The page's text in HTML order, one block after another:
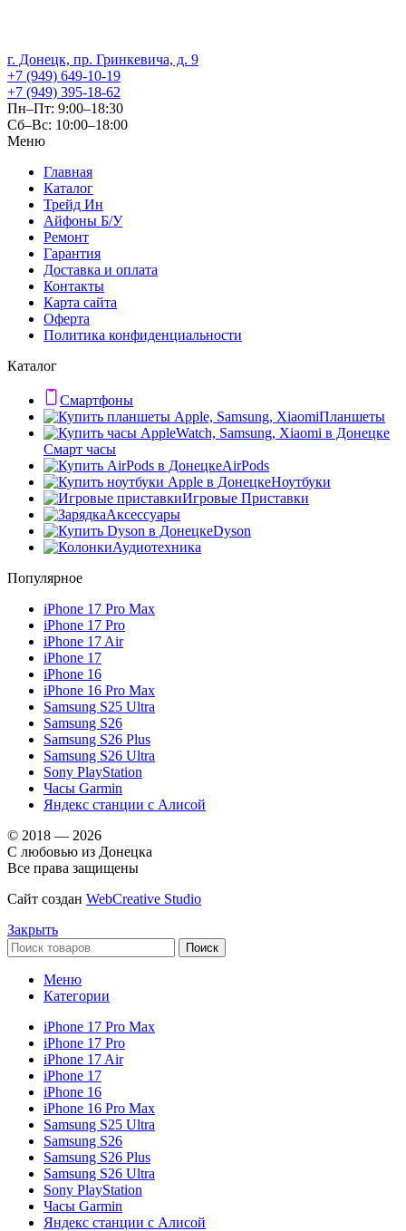
г. Донецк, пр. Гринкевича, д. 9
+7 (949) 649-10-19
+7 (949) 395-18-62
Пн–Пт: 9:00–18:30
Сб–Вс: 10:00–18:00
Меню
Главная
Каталог
Трейд Ин
Айфоны Б/У
Ремонт
Гарантия
Доставка и оплата
Контакты
Карта сайта
Оферта
Политика конфиденциальности
Каталог
Смартфоны
Планшеты
Смарт часы
AirPods
Ноутбуки
Игровые Приставки
Аксессуары
Dyson
Аудиотехника
Популярное
iPhone 17 Pro Max
iPhone 17 Pro
iPhone 17 Air
iPhone 17
iPhone 16
iPhone 16 Pro Max
Samsung S25 Ultra
Samsung S26
Samsung S26 Plus
Samsung S26 Ultra
Sony PlayStation
Часы Garmin
Яндекс станции с Алисой
© 2018 — 2026
С любовью из Донецка
Все права защищены
Сайт создан WebCreative Studio
Закрыть
Поиск
Меню
Категории
iPhone 17 Pro Max
iPhone 17 Pro
iPhone 17 Air
iPhone 17
iPhone 16
iPhone 16 Pro Max
Samsung S25 Ultra
Samsung S26
Samsung S26 Plus
Samsung S26 Ultra
Sony PlayStation
Часы Garmin
Яндекс станции с Алисой